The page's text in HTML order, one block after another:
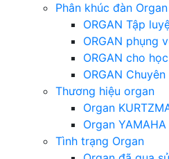
Phân khúc đàn Organ
ORGAN Tập
ORGAN phụng
ORGAN cho
ORGAN
Thương hiệu organ
Organ
Organ YAMAHA
Tình trạng Organ